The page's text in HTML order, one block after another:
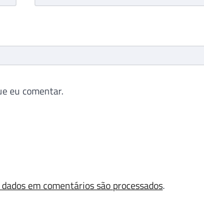
eu comentar.
em comentários são processados.